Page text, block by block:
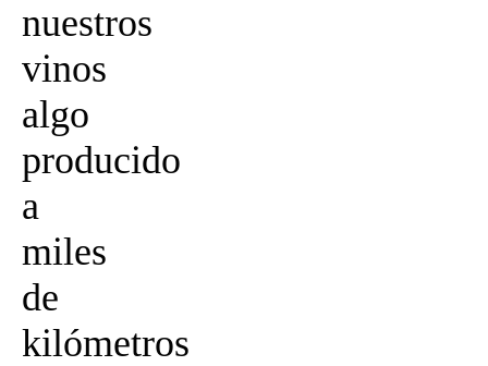
nuestros
vinos
algo
producido
a
miles
de
kilómetros